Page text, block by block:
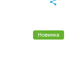
Новинка